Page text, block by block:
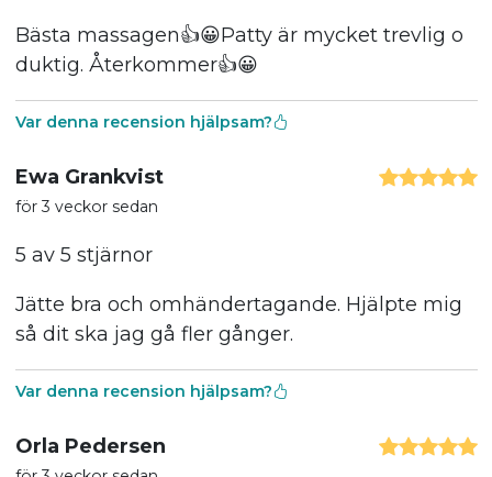
Bästa massagen👍😀Patty är mycket trevlig o
duktig. Återkommer👍😀
Var denna recension hjälpsam?
Ewa Grankvist
för 3 veckor sedan
5 av 5 stjärnor
Jätte bra och omhändertagande. Hjälpte mig
så dit ska jag gå fler gånger.
Var denna recension hjälpsam?
Orla Pedersen